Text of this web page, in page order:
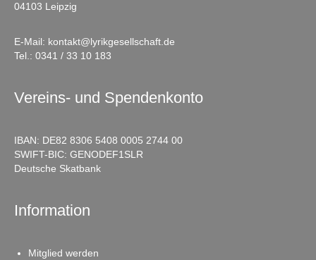
04103 Leipzig
E-Mail: kontakt@lyrikgesellschaft.de
Tel.: 0341 / 33 10 183
Vereins- und Spendenkonto
IBAN: DE82 8306 5408 0005 2744 00
SWIFT-BIC: GENODEF1SLR
Deutsche Skatbank
Information
Mitglied werden